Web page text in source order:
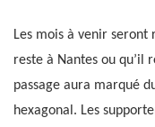
Les mois à venir seront
reste à Nantes ou qu’il
passage aura marqué
hexagonal. Les